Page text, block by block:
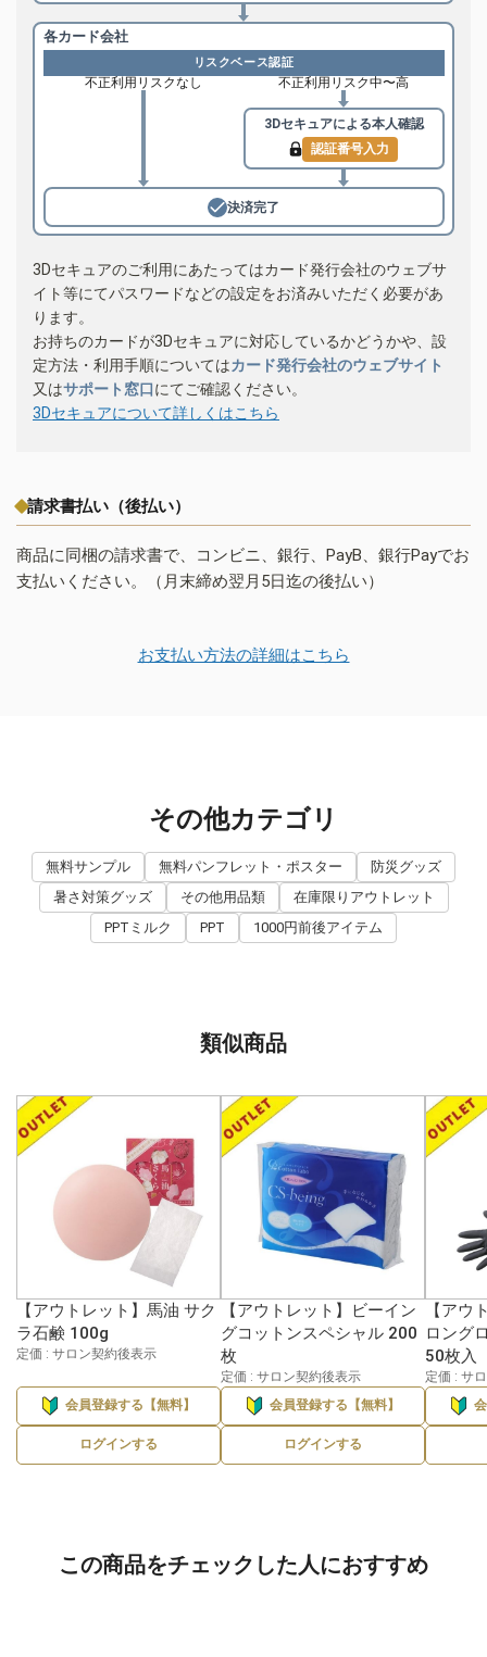
各カード会社
リスクベース認証
不正利用リスクなし 不正利用リスク中〜高
3Dセキュアによる本人確認
認証番号入力
決済完了
3Dセキュアのご利用にあたってはカード発行会社のウェブサ
イト等にてパスワードなどの設定をお済みいただく必要があ
ります。
お持ちのカードが3Dセキュアに対応しているかどうかや、設
定方法・利用手順についてはカード発行会社のウェブサイト
又はサポート窓口にてご確認ください。
3Dセキュアについて詳しくはこちら
請求書払い（後払い）
商品に同梱の請求書で、コンビニ、銀行、PayB、銀行Payでお
支払いください。（月末締め翌月5日迄の後払い）
お支払い方法の詳細はこちら
その他カテゴリ
無料サンプル 無料パンフレット・ポスター
防災グッズ
暑さ対策グッズ
その他用品類
在庫限りアウトレット
PPTミルク
PPT 1000円前後アイテム
類似商品
【アウトレット】馬油 サク
ラ石鹸 100g
定価 : サロン契約後表示
会員登録する【無料】
ログインする
【アウトレット】ビーイン
グコットンスペシャル 200
枚
定価 : サロン契約後表示
会員登録する【無料】
ログインする
【アウ
ロング
50枚入
定価 : サ
この商品をチェックした人におすすめ